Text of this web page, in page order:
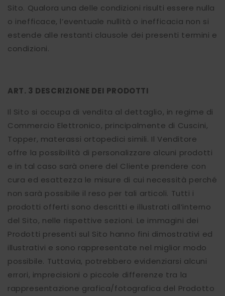
Sito. Qualora una delle condizioni risulti essere nulla
o inefficace, l’eventuale nullità o inefficacia non si
estende alle restanti clausole dei presenti termini e
condizioni.
ART. 3 DESCRIZIONE DEI PRODOTTI
Il Sito si occupa di vendita al dettaglio, in regime di
Commercio Elettronico, principalmente di Cuscini,
Topper, materassi ortopedici simili. Il Venditore
offre la possibilità di personalizzare alcuni prodotti
e in tal caso sarà onere del Cliente prendere con
cura ed esattezza le misure di cui necessità perché
non sarà possibile il reso per tali articoli. Tutti i
prodotti offerti sono descritti e illustrati all’interno
del Sito, nelle rispettive sezioni. Le immagini dei
Prodotti presenti sul Sito hanno fini dimostrativi ed
illustrativi e sono rappresentate nel miglior modo
possibile. Tuttavia, potrebbero evidenziarsi alcuni
errori, imprecisioni o piccole differenze tra la
rappresentazione grafica/fotografica del Prodotto